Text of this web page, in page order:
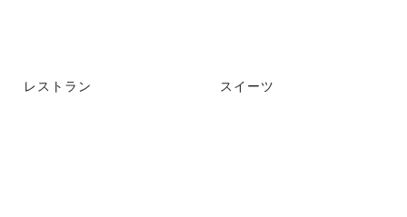
レストラン スイーツ